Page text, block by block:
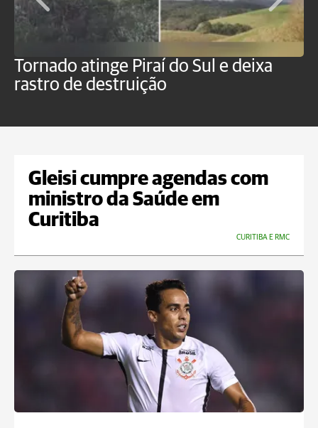
Tornado atinge Piraí do Sul e deixa
rastro de destruição
Gleisi cumpre agendas com
ministro da Saúde em
Curitiba
CURITIBA E RMC